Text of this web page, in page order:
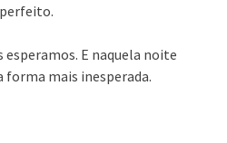
esperamos. E naquela noite
mais inesperada.